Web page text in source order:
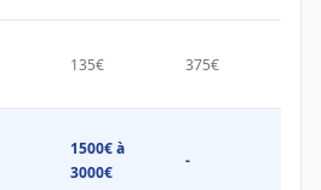
135€ 375€
1500€ à
3000€
-